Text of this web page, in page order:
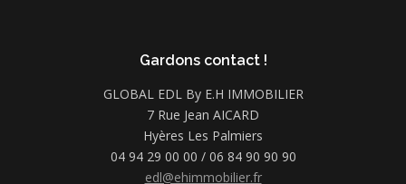
Gardons contact !
GLOBAL EDL By E.H IMMOBILIER
7 Rue Jean AICARD
Hyères Les Palmiers
04 94 29 00 00 / 06 84 90 90 90
edl@ehimmobilier.fr